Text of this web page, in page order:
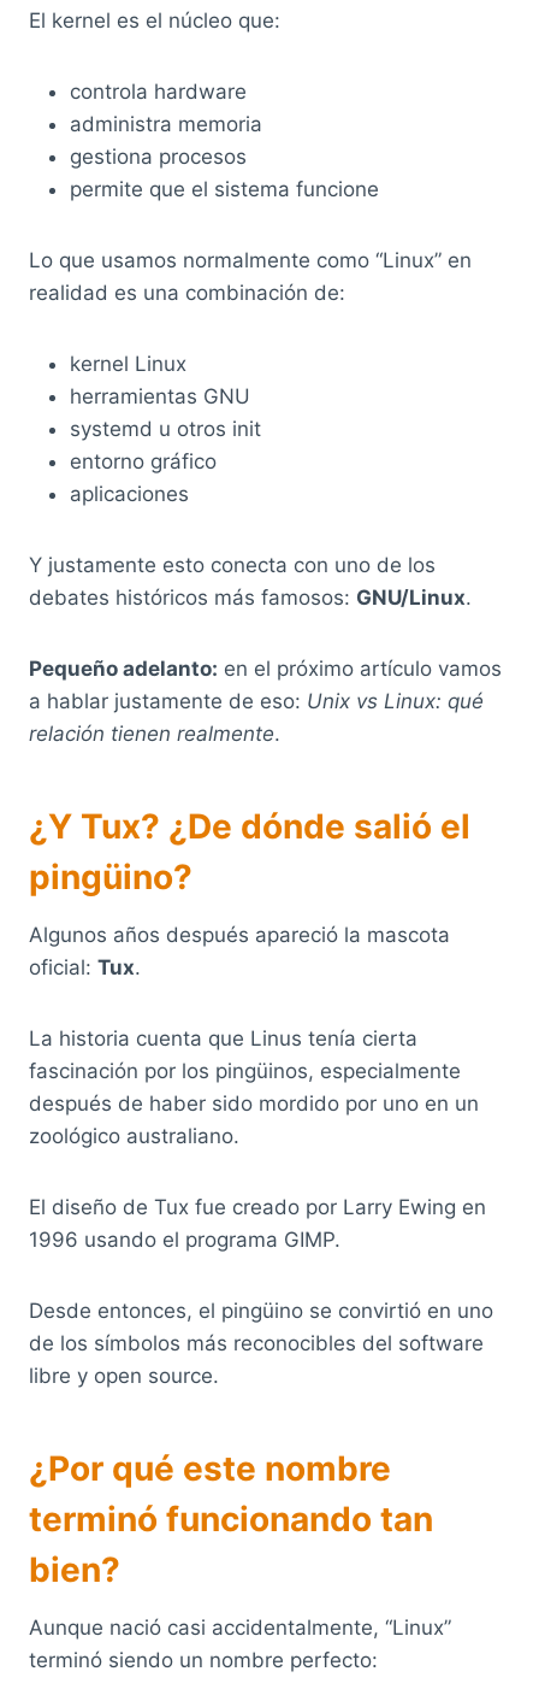
El kernel es el núcleo que:
controla hardware
administra memoria
gestiona procesos
permite que el sistema funcione
Lo que usamos normalmente como “Linux” en
realidad es una combinación de:
kernel Linux
herramientas GNU
systemd u otros init
entorno gráfico
aplicaciones
Y justamente esto conecta con uno de los
debates históricos más famosos: GNU/Linux.
Pequeño adelanto: en el próximo artículo vamos
a hablar justamente de eso: Unix vs Linux: qué
relación tienen realmente.
¿Y Tux? ¿De dónde salió el
pingüino?
Algunos años después apareció la mascota
oficial: Tux.
La historia cuenta que Linus tenía cierta
fascinación por los pingüinos, especialmente
después de haber sido mordido por uno en un
zoológico australiano.
El diseño de Tux fue creado por Larry Ewing en
1996 usando el programa GIMP.
Desde entonces, el pingüino se convirtió en uno
de los símbolos más reconocibles del software
libre y open source.
¿Por qué este nombre
terminó funcionando tan
bien?
Aunque nació casi accidentalmente, “Linux”
terminó siendo un nombre perfecto: